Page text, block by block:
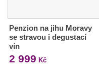
Penzion na jihu Moravy
se stravou i degustací
vín
2 999 Kč